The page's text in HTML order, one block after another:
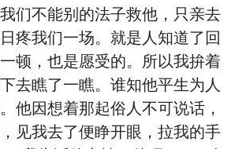
们不能别的法子救他，只亲去
疼我们一场。就是人知道了回
顿，也是愿受的。所以我拚着
去瞧了一瞧。谁知他平生为人
他因想着那起俗人不可说话，
见我去了便睁开眼，拉我的手